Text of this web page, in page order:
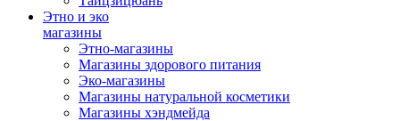
Этно и эко
магазины
Этно-магазины
Магазины здорового питания
Эко-магазины
Магазины натуральной косметики
Магазины хэндмейда